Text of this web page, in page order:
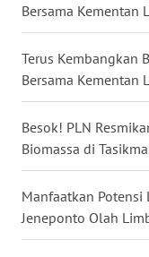
Bersama Kementan
Terus Kembangkan
Bersama Kementan
Besok! PLN
Biomassa di
Manfaatkan Potensi
Jeneponto Olah
DANAU
WN
NIAS
WN
LANGKAT
WN
TAPANULI